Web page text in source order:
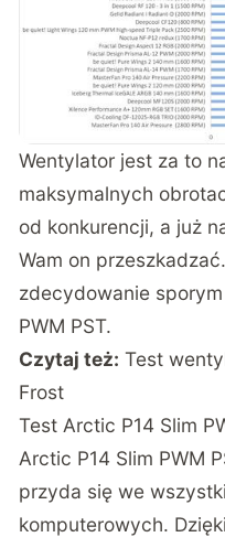
Wentylator jest za to
maksymalnych
od konkurencji, a już
Wam on
zdecydowanie
PWM PST.
Czytaj też: Test
Frost
Test Arctic P14 Slim
Arctic P14 Slim PWM
przyda się we
komputerowych.